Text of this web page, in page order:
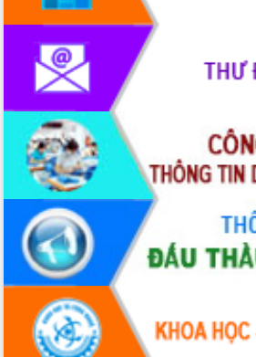
Hội thảo khoa học “Giải pháp thúc đẩy
phát triển nền kinh tế xanh tại tỉnh
Đắk Lắk”
Tăng cường giám sát, đôn đốc thực
hiện nhiệm vụ quản lý tài sản công
hàng tuần
Tháo gỡ những vướng mắc, đẩy mạnh
công tác cải cách thủ tục hành chính
tại Trung tâm Phục vụ hành chính
công tỉnh
Đắk Lắk: Tôn vinh 46 giải pháp tại Hội
thi Sáng tạo Kỹ thuật 2024 - 2025
Đắk Lắk rà soát, điều chỉnh Đề án 190
về phát triển nuôi trồng thủy sản
Phó Chủ tịch UBND tỉnh Đắk Lắk
Trương Công Thái kiểm tra thực địa
Dự án cao tốc Khánh Hòa - Buôn Ma
Thuột